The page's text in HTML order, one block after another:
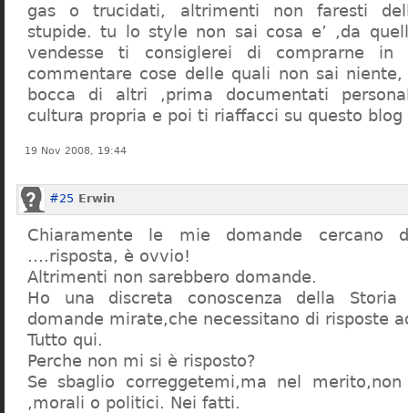
gas o trucidati, altrimenti non faresti
stupide. tu lo style non sai cosa e’ ,da
vendesse ti consiglerei di comprarne in
commentare cose delle quali non sai
bocca di altri ,prima documentati
cultura propria e poi ti riaffacci su questo blog
19 Nov 2008, 19:44
#25 Erwin
Chiaramente le mie domande cercano
….risposta, è ovvio!
Altrimenti non sarebbero domande.
Ho una discreta conoscenza della
domande mirate,che necessitano di risposte
Tutto qui.
Perche non mi si è risposto?
Se sbaglio correggetemi,ma nel
,morali o politici. Nei fatti.